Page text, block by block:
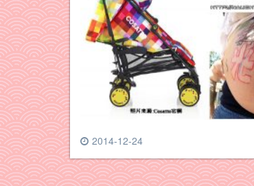
2014-12-24